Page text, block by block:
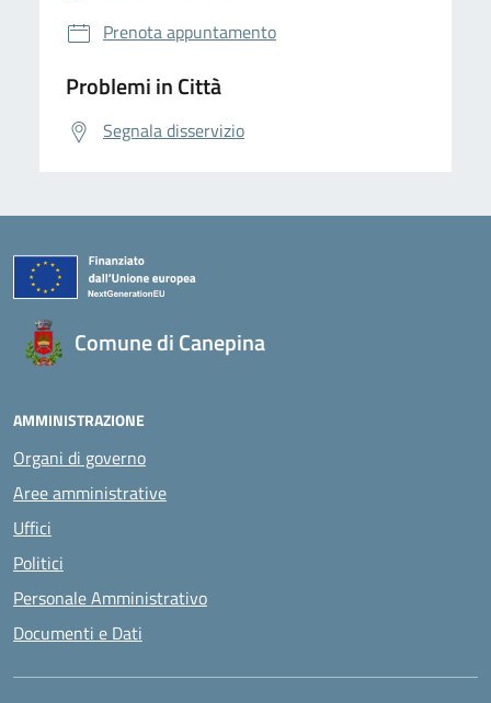
Prenota appuntamento
Problemi in Città
Segnala disservizio
Comune di Canepina
AMMINISTRAZIONE
Organi di governo
Aree amministrative
Uffici
Politici
Personale Amministrativo
Documenti e Dati